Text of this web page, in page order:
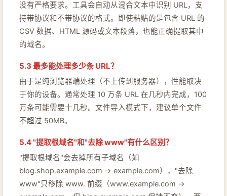
没有严格要求。工具会自动从混合文本中识别 URL，支
持带协议和不带协议的格式。即使粘贴的是包含 URL 的
CSV 数据、HTML 源码或文本段落，也能正确提取其中
的域名。
5.3 最多能处理多少条 URL？
由于是纯浏览器端处理（不上传到服务器），性能取决
于你的设备。通常处理 10 万条 URL 在几秒内完成，100
万条可能需要十几秒。文件导入模式下，建议单个文件
不超过 50MB。
5.4 "提取根域名"和"去除 www"有什么区别？
"提取根域名"会去掉所有子域名（如
blog.shop.example.com → example.com），"去除
www"只移除 www. 前缀（www.example.com →